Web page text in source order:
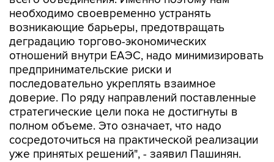
необходимо своевременно устранять
возникающие барьеры, предотвращать
деградацию торгово-экономических
отношений внутри ЕАЭС, надо минимизировать
предпринимательские риски и
последовательно укреплять взаимное
доверие. По ряду направлений поставленные
стратегические цели пока не достигнуты в
полном объеме. Это означает, что надо
сосредоточиться на практической реализации
уже принятых решений", - заявил Пашинян.